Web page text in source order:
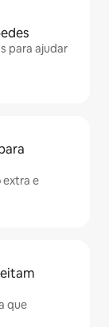
para ajudar
extra e
que